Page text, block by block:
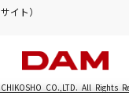
ルクロードのテ
イト）
CO.,LTD. All Rights